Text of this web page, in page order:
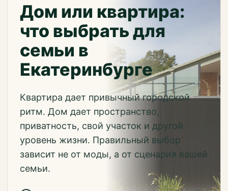
Дом или квартира:
что выбрать для
семьи в
Екатеринбурге
Квартира дает привычный городской
ритм. Дом дает пространство,
приватность, свой участок и другой
уровень жизни. Правильный выбор
зависит не от моды, а от сценария вашей
семьи.